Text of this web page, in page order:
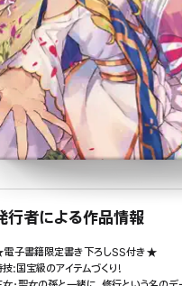
行者による作品情報
子書籍限定書き下ろしSS付き★
技:国宝級のアイテムづくり!